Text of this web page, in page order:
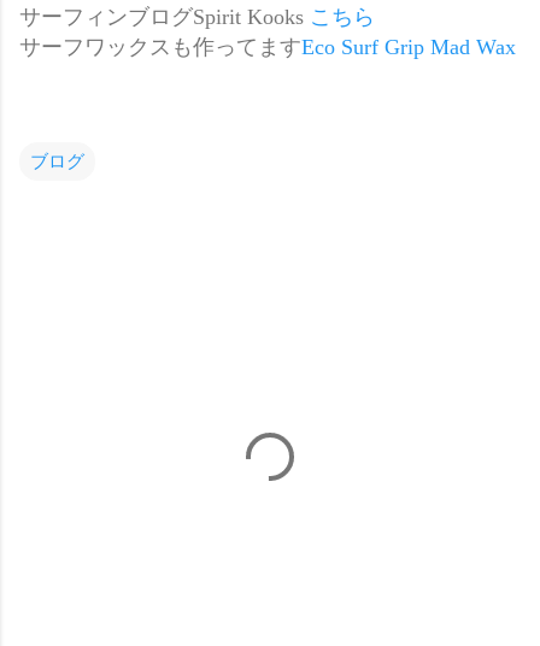
サーフィンブログSpirit Kooks こちら
サーフワックスも作ってますEco Surf Grip Mad Wax
ブログ